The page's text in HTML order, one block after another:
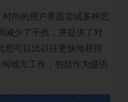
尚的用户界面尝试多种艺
减少了干扰，并提供了对
您可以比以往更快地获得
地方工作，包括作为提供